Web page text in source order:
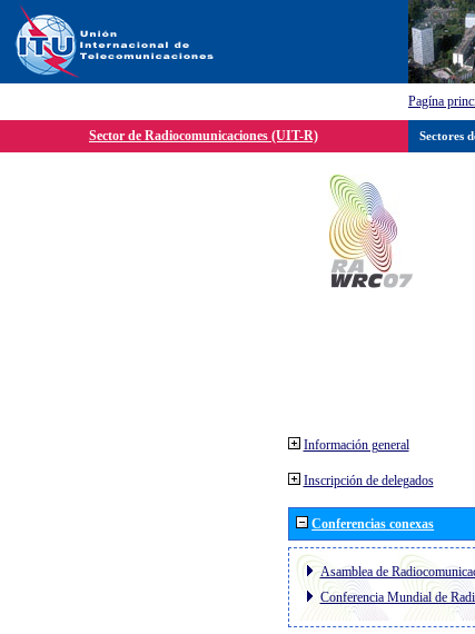
Pagína
Sector de Radiocomunicaciones (UIT-R)
Información general
Inscripción de delegados
Conferencias conexas
Asamblea de
Conferencia Mundial de
Sectores